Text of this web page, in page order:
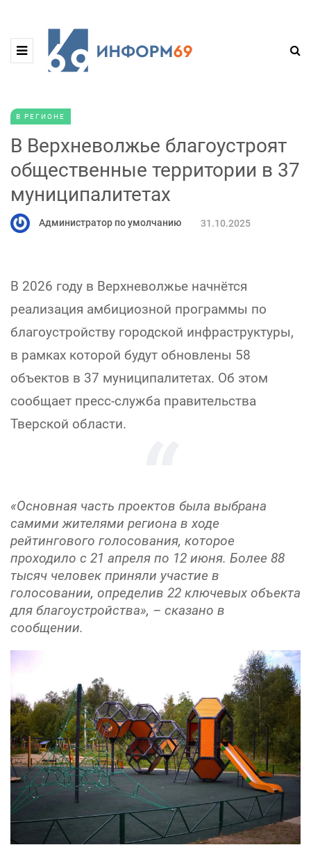
В РЕГИОНЕ
В Верхневолжье благоустроят
общественные территории в 37
муниципалитетах
Администратор по умолчанию 31.10.2025
В 2026 году в Верхневолжье начнётся
реализация амбициозной программы по
благоустройству городской инфраструктуры,
в рамках которой будут обновлены 58
объектов в 37 муниципалитетах. Об этом
сообщает пресс-служба правительства
Тверской области.
«Основная часть проектов была выбрана
самими жителями региона в ходе
рейтингового голосования, которое
проходило с 21 апреля по 12 июня. Более 88
тысяч человек приняли участие в
голосовании, определив 22 ключевых объекта
для благоустройства», – сказано в
сообщении.